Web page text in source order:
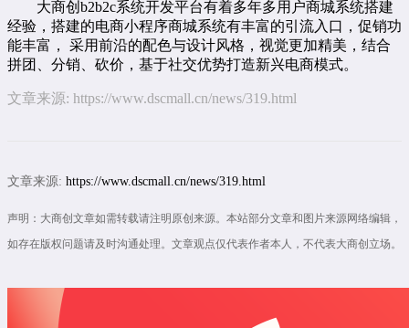
大商创 b2b2c系统开发平台有着多年多用户商城系统搭建
经验，搭建的电商小程序商城系统有丰富的引流入口，促销功
能丰富， 采用前沿的配色与设计风格，视觉更加精美，结合
拼团、分销、砍价，基于社交优势打造新兴电商模式。
文章来源: https://www.dscmall.cn/news/319.html
文章来源: https://www.dscmall.cn/news/319.html
声明：大商创文章如需转载请注明原创来源。本站部分文章和图片来源网络编辑，
如存在版权问题请及时沟通处理。文章观点仅代表作者本人，不代表大商创立场。